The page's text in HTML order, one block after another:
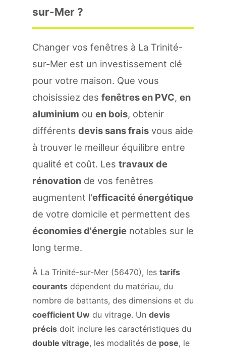
sur-Mer ?
Changer vos fenêtres à La Trinité-
sur-Mer est un investissement clé
pour votre maison. Que vous
choisissiez des fenêtres en PVC, en
aluminium ou en bois, obtenir
différents devis sans frais vous aide
à trouver le meilleur équilibre entre
qualité et coût. Les travaux de
rénovation de vos fenêtres
augmentent l'efficacité énergétique
de votre domicile et permettent des
économies d'énergie notables sur le
long terme.
À La Trinité-sur-Mer (56470), les tarifs
courants dépendent du matériau, du
nombre de battants, des dimensions et du
coefficient Uw du vitrage. Un devis
précis doit inclure les caractéristiques du
double vitrage, les modalités de pose, le